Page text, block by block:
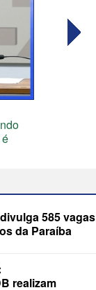
585 vagas
da Paraíba
realizam